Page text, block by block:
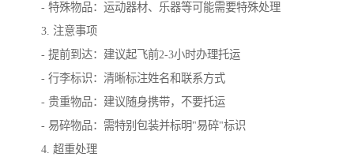
- 特殊物品：运动器材、乐器等可能需要特殊处理
3. 注意事项
- 提前到达：建议起飞前2-3小时办理托运
- 行李标识：清晰标注姓名和联系方式
- 贵重物品：建议随身携带，不要托运
- 易碎物品：需特别包装并标明"易碎"标识
4. 超重处理